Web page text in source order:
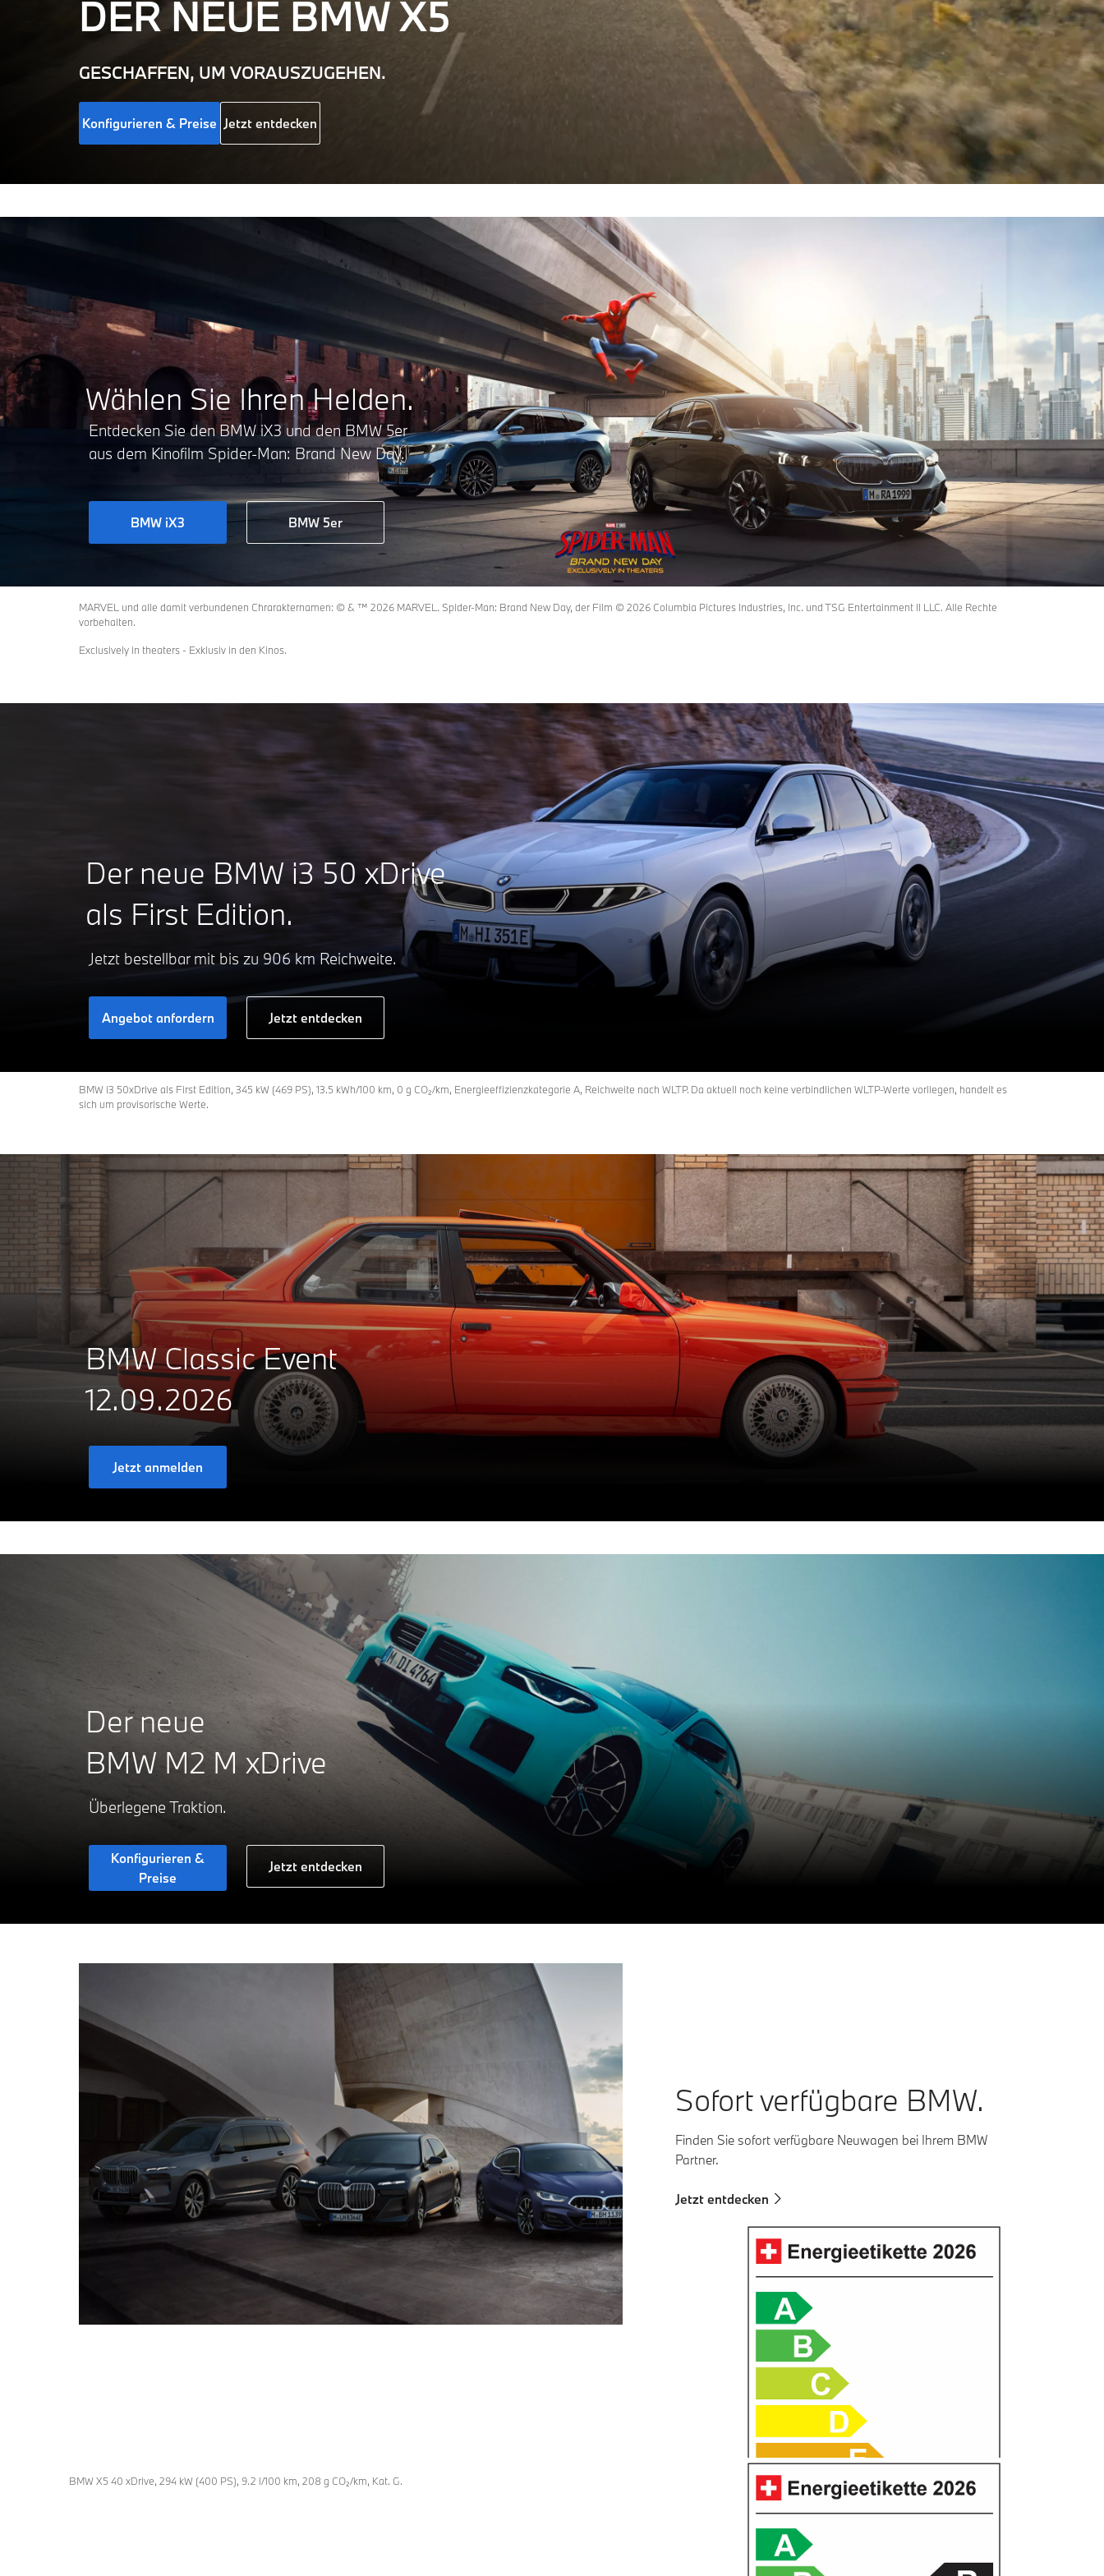
DER NEUE BMW X5
GESCHAFFEN, UM VORAUSZUGEHEN.
Konfigurieren & Preise Jetzt entdecken
Wählen Sie Ihren Helden.
Entdecken Sie den BMW iX3 und den BMW 5er
aus dem Kinofilm Spider-Man: Brand New Day.
BMW iX3 BMW 5er
MARVEL und alle damit verbundenen Chrarakternamen: © & ™ 2026 MARVEL. Spider-Man: Brand New Day, der Film © 2026 Columbia Pictures Industries, Inc. und TSG Entertainment II LLC. Alle Rechte
vorbehalten.
Exclusively in theaters - Exklusiv in den Kinos.
Der neue BMW i3 50 xDrive
als First Edition.
Jetzt bestellbar mit bis zu 906 km Reichweite.
Angebot anfordern Jetzt entdecken
BMW i3 50xDrive als First Edition, 345 kW (469 PS), 13.5 kWh/100 km, 0 g CO₂/km, Energieeffizienzkategorie A, Reichweite nach WLTP. Da aktuell noch keine verbindlichen WLTP-Werte vorliegen, handelt es
sich um provisorische Werte.
BMW Classic Event
12.09.2026
Jetzt anmelden
Der neue
BMW M2 M xDrive
Überlegene Traktion.
Konfigurieren &
Preise
Jetzt entdecken
Sofort verfügbare BMW.
Finden Sie sofort verfügbare Neuwagen bei Ihrem BMW
Partner.
Jetzt entdecken
BMW X5 40 xDrive, 294 kW (400 PS), 9.2 l/100 km, 208 g CO₂/km, Kat. G.